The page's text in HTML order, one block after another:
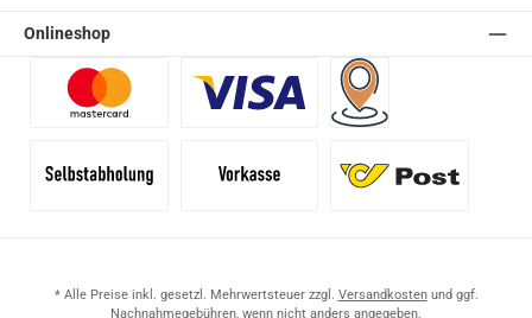
Onlineshop
* Alle Preise inkl. gesetzl. Mehrwertsteuer zzgl. Versandkostenund ggf.
Nachnahmegebühren, wenn nicht anders angegeben.